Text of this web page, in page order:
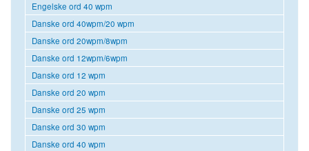
Engelske ord 40 wpm
Danske ord 40wpm/20 wpm
Danske ord 20wpm/8wpm
Danske ord 12wpm/6wpm
Danske ord 12 wpm
Danske ord 20 wpm
Danske ord 25 wpm
Danske ord 30 wpm
Danske ord 40 wpm